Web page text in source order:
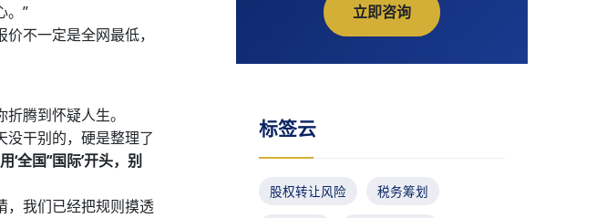
。”
不一定是全网最低，
腾到怀疑人生。
没干别的，硬是整理了
‘全国’‘国际’开头，别
，我们已经把规则摸透
立即咨询
标签云
股权转让风险 税务筹划